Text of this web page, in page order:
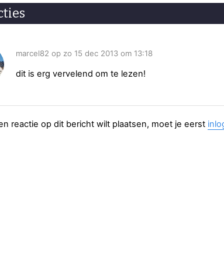
marcel82 op zo 15 dec 2013 om 13:18
dit is erg vervelend om te lezen!
reactie op dit bericht wilt plaatsen, moet je eerst